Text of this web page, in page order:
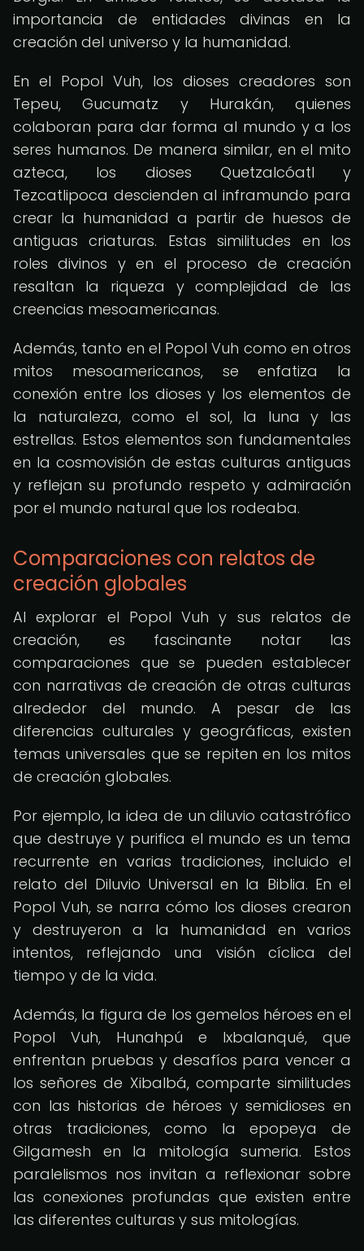
importancia de entidades divinas en la
creación del universo y la humanidad.
En el Popol Vuh, los dioses creadores son
Tepeu, Gucumatz y Hurakán, quienes
colaboran para dar forma al mundo y a los
seres humanos. De manera similar, en el mito
azteca, los dioses Quetzalcóatl y
Tezcatlipoca descienden al inframundo para
crear la humanidad a partir de huesos de
antiguas criaturas. Estas similitudes en los
roles divinos y en el proceso de creación
resaltan la riqueza y complejidad de las
creencias mesoamericanas.
Además, tanto en el Popol Vuh como en otros
mitos mesoamericanos, se enfatiza la
conexión entre los dioses y los elementos de
la naturaleza, como el sol, la luna y las
estrellas. Estos elementos son fundamentales
en la cosmovisión de estas culturas antiguas
y reflejan su profundo respeto y admiración
por el mundo natural que los rodeaba.
Comparaciones con relatos de
creación globales
Al explorar el Popol Vuh y sus relatos de
creación, es fascinante notar las
comparaciones que se pueden establecer
con narrativas de creación de otras culturas
alrededor del mundo. A pesar de las
diferencias culturales y geográficas, existen
temas universales que se repiten en los mitos
de creación globales.
Por ejemplo, la idea de un diluvio catastrófico
que destruye y purifica el mundo es un tema
recurrente en varias tradiciones, incluido el
relato del Diluvio Universal en la Biblia. En el
Popol Vuh, se narra cómo los dioses crearon
y destruyeron a la humanidad en varios
intentos, reflejando una visión cíclica del
tiempo y de la vida.
Además, la figura de los gemelos héroes en el
Popol Vuh, Hunahpú e Ixbalanqué, que
enfrentan pruebas y desafíos para vencer a
los señores de Xibalbá, comparte similitudes
con las historias de héroes y semidioses en
otras tradiciones, como la epopeya de
Gilgamesh en la mitología sumeria. Estos
paralelismos nos invitan a reflexionar sobre
las conexiones profundas que existen entre
las diferentes culturas y sus mitologías.